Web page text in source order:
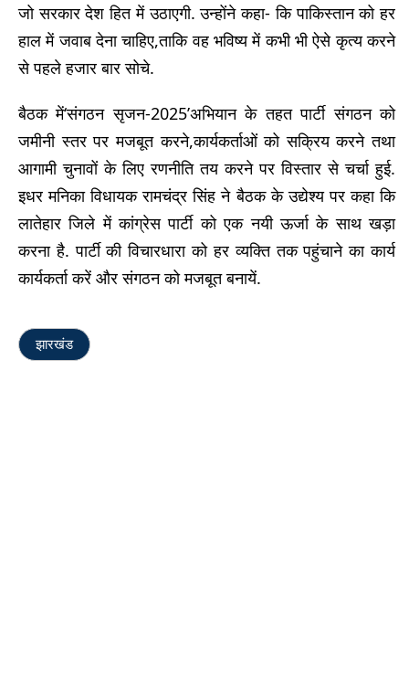
जो सरकार देश हित में उठाएगी. उन्होंने कहा- कि पाकिस्तान को हर
हाल में जवाब देना चाहिए,ताकि वह भविष्य में कभी भी ऐसे कृत्य करने
से पहले हजार बार सोचे.
बैठक में‘संगठन सृजन-2025’अभियान के तहत पार्टी संगठन को
जमीनी स्तर पर मजबूत करने,कार्यकर्ताओं को सक्रिय करने तथा
आगामी चुनावों के लिए रणनीति तय करने पर विस्तार से चर्चा हुई.
इधर मनिका विधायक रामचंद्र सिंह ने बैठक के उद्येश्य पर कहा कि
लातेहार जिले में कांग्रेस पार्टी को एक नयी ऊर्जा के साथ खड़ा
करना है. पार्टी की विचारधारा को हर व्यक्ति तक पहुंचाने का कार्य
कार्यकर्ता करें और संगठन को मजबूत बनायें.
झारखंड